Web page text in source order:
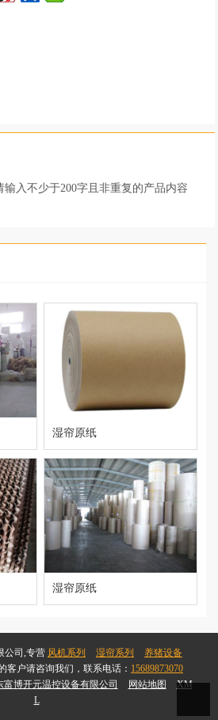
入不少于200字且非重复的产品内容
湿帘原纸
湿帘原纸
公司,专营 风机系列 湿帘系列
养猪设备
客户请咨询我们，联系电话： 15689873070
富博开元温控设备有限公司 网站地图
XM
L